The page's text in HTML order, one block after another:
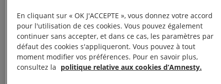
humains. Vous pouvez ajouter ici votre voix à celles
de milliers d’autres pour faire pression et changer
des vies, changer des lois…
En cliquant sur « OK J'ACCEPTE », vous donnez votre accord
pour l'utilisation de ces cookies. Vous pouvez également
continuer sans accepter, et dans ce cas, les paramètres par
défaut des cookies s'appliqueront. Vous pouvez à tout
moment modifier vos préférences. Pour en savoir plus,
consultez la politique relative aux cookies d’Amnesty.